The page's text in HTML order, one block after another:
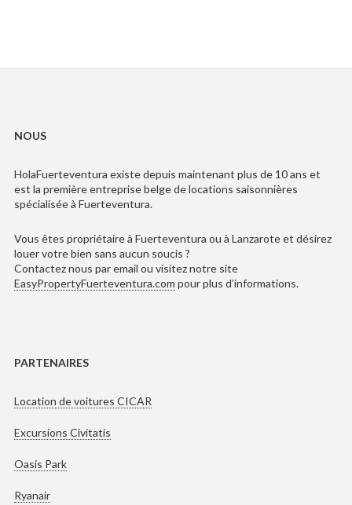
NOUS
HolaFuerteventura existe depuis maintenant plus de 10 ans et
est la première entreprise belge de locations saisonnières
spécialisée à Fuerteventura.
Vous êtes propriétaire à Fuerteventura ou à Lanzarote et désirez
louer votre bien sans aucun soucis ?
Contactez nous par email ou visitez notre site
EasyPropertyFuerteventura.com pour plus d’informations.
PARTENAIRES
Location de voitures CICAR
Excursions Civitatis
Oasis Park
Ryanair